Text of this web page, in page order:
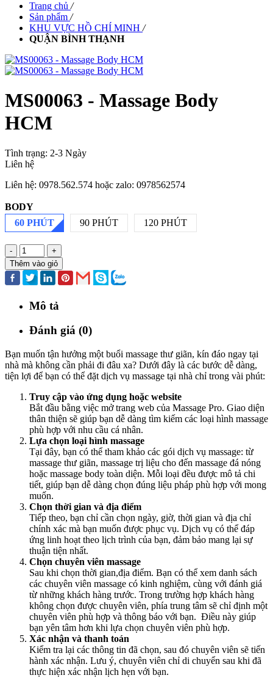
Trang chủ /
Sản phẩm /
KHU VỰC HỒ CHÍ MINH /
QUẬN BÌNH THẠNH
MS00063 - Massage Body
HCM
Tình trạng: 2-3 Ngày
Liên hệ
Liên hệ: 0978.562.574 hoặc zalo: 0978562574
BODY
60 PHÚT
90 PHÚT 120 PHÚT
-
+
Thêm vào giỏ
Mô tả
Đánh giá (0)
Bạn muốn tận hưởng một buổi massage thư giãn, kín đáo ngay tại
nhà mà không cần phải đi đâu xa? Dưới đây là các bước dễ dàng,
tiện lợi để bạn có thể đặt dịch vụ massage tại nhà chỉ trong vài phút:
Truy cập vào ứng dụng hoặc website
Bắt đầu bằng việc mở trang web của Massage Pro. Giao diện
thân thiện sẽ giúp bạn dễ dàng tìm kiếm các loại hình massage
phù hợp với nhu cầu cá nhân.
Lựa chọn loại hình massage
Tại đây, bạn có thể tham khảo các gói dịch vụ massage: từ
massage thư giãn, massage trị liệu cho đến massage đá nóng
hoặc massage body toàn diện. Mỗi loại đều được mô tả chi
tiết, giúp bạn dễ dàng chọn đúng liệu pháp phù hợp với mong
muốn.
Chọn thời gian và địa điểm
Tiếp theo, bạn chỉ cần chọn ngày, giờ, thời gian và địa chỉ
chính xác mà bạn muốn được phục vụ. Dịch vụ có thể đáp
ứng linh hoạt theo lịch trình của bạn, đảm bảo mang lại sự
thuận tiện nhất.
Chọn chuyên viên massage
Sau khi chọn thời gian,địa điểm. Bạn có thể xem danh sách
các chuyên viên massage có kinh nghiệm, cùng với đánh giá
từ những khách hàng trước. Trong trường hợp khách hàng
không chọn được chuyên viên, phía trung tâm sẽ chỉ định một
chuyên viên phù hợp và thông báo với bạn. Điều này giúp
bạn yên tâm hơn khi lựa chọn chuyên viên phù hợp.
Xác nhận và thanh toán
Kiểm tra lại các thông tin đã chọn, sau đó chuyên viên sẽ tiến
hành xác nhận. Lưu ý, chuyên viên chỉ di chuyển sau khi đã
thực hiện xác nhận lịch hẹn với bạn.